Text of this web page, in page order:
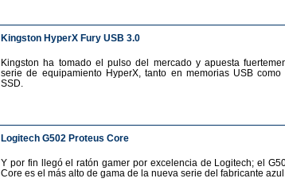
Kingston HyperX Fury USB 3.0
Kingston ha tomado el pulso del mercado y apuesta
serie de equipamiento HyperX, tanto en memorias USB
SSD.
Logitech G502 Proteus Core
Y por fin llegó el ratón gamer por excelencia de Logitech; el
Core es el más alto de gama de la nueva serie del fabricante